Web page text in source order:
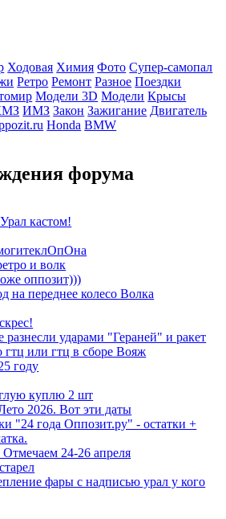
Ходовая Химия Фото Супер-самопал
Ретро Ремонт Разное Поездки
Модели 3D Модели Крысы
ИМЗ Закон Зажигание Двигатель
Honda BMW
форума
кастом!
и волк
оппозит)))
переднее колесо Волка
ударами "Гераней" и ракет
или гтц в сборе Вояж
году
куплю 2 шт
2026. Вот эти даты
"24 года Оппозит.ру" - остатки +
24-26 апреля
фары с надписью урал у кого